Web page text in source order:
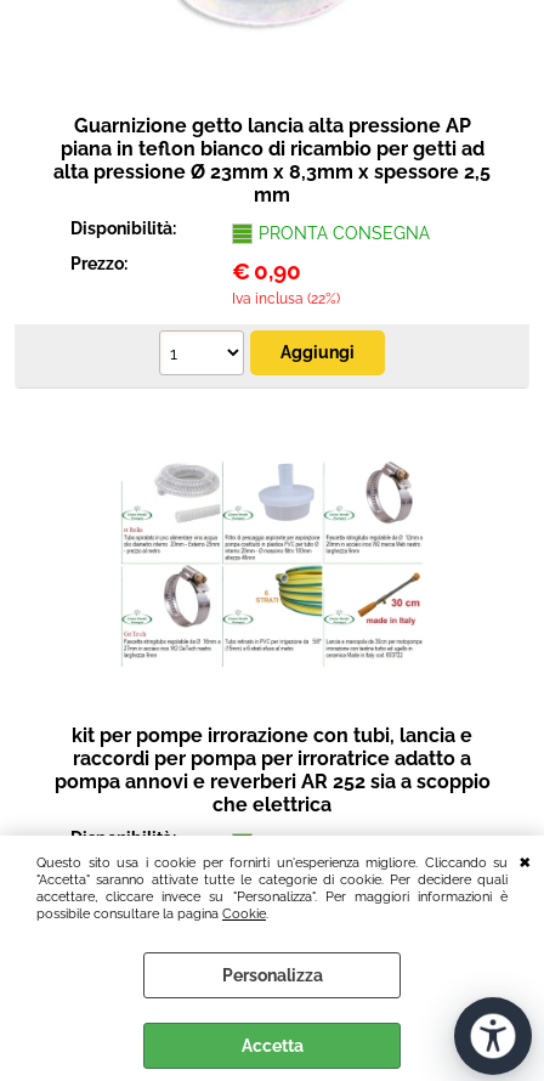
Questo sito usa i cookie per fornirti un'esperienza migliore. Cliccando su
"Accetta" saranno attivate tutte le categorie di cookie. Per decidere quali
accettare, cliccare invece su "Personalizza". Per maggiori informazioni è
possibile consultare la pagina Cookie.
Personalizza
Accetta
Guarnizione getto lancia alta pressione AP
piana in teflon bianco di ricambio per getti ad
alta pressione Ø 23mm x 8,3mm x spessore 2,5
mm
Disponibilità:
PRONTA CONSEGNA
Prezzo:
€ 0,90
Iva inclusa (22%)
kit per pompe irrorazione con tubi, lancia e
raccordi per pompa per irroratrice adatto a
pompa annovi e reverberi AR 252 sia a scoppio
che elettrica
Disponibilità:
Prezzo:
€ 42,00
Iva inclusa (22%)